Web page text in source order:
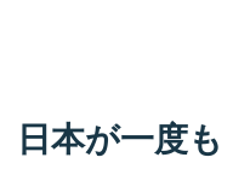
日本が一度